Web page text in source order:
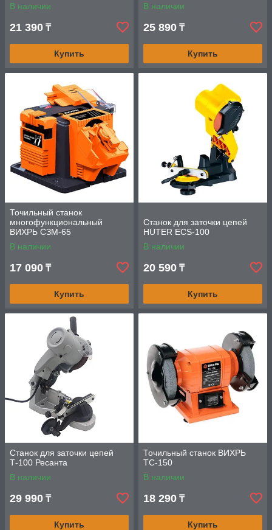
В наличии
21 390 ₸
Купить
В наличии
25 890 ₸
Купить
Точильный станок
многофункциональный
ВИХРЬ СЗМ-65
В наличии
17 090 ₸
Купить
Станок для заточки цепей
HUTER ECS-100
В наличии
20 590 ₸
Купить
Станок для заточки цепей
Т-100 Ресанта
В наличии
29 990 ₸
Купить
Точильный станок ВИХРЬ
ТС-150
В наличии
18 290 ₸
Купить